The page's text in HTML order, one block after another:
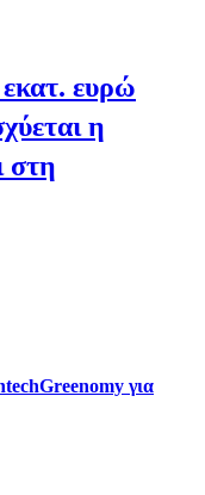
ευρώ
η
στη
για